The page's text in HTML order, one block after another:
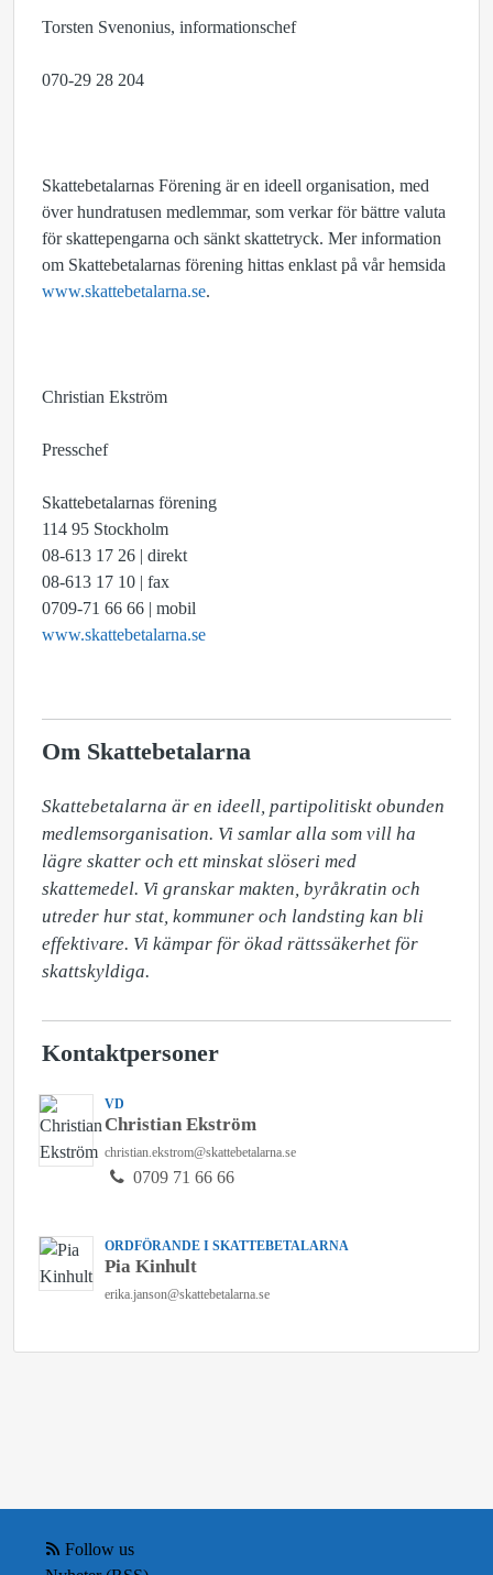
Torsten Svenonius, informationschef
070-29 28 204
Skattebetalarnas Förening är en ideell organisation, med
över hundratusen medlemmar, som verkar för bättre valuta
för skattepengarna och sänkt skattetryck. Mer information
om Skattebetalarnas förening hittas enklast på vår hemsida
www.skattebetalarna.se.
Christian Ekström
Presschef
Skattebetalarnas förening
114 95 Stockholm
08-613 17 26 | direkt
08-613 17 10 | fax
0709-71 66 66 | mobil
www.skattebetalarna.se
Om Skattebetalarna
Skattebetalarna är en ideell, partipolitiskt obunden
medlemsorganisation. Vi samlar alla som vill ha
lägre skatter och ett minskat slöseri med
skattemedel. Vi granskar makten, byråkratin och
utreder hur stat, kommuner och landsting kan bli
effektivare. Vi kämpar för ökad rättssäkerhet för
skattskyldiga.
Kontaktpersoner
VD
Christian Ekström
christian.ekstrom@skattebetalarna.se
0709 71 66 66
ORDFÖRANDE I SKATTEBETALARNA
Pia Kinhult
erika.janson@skattebetalarna.se
Follow us